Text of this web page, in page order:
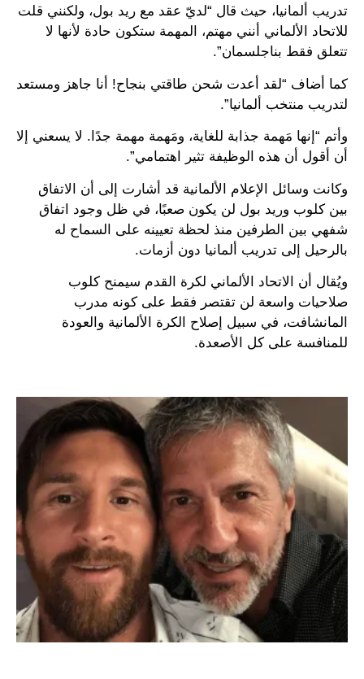
تدريب ألمانيا، حيث قال “لديّ عقد مع ريد بول، ولكنني قلت
للاتحاد الألماني أنني مهتم، المهمة ستكون حادة لأنها لا
تتعلق فقط بناجلسمان”.
كما أضاف “لقد أعدت شحن طاقتي بنجاح! أنا جاهز ومستعد
لتدريب منتخب ألمانيا”.
وأتم “إنها مَهمة جذابة للغاية، ومَهمة مهمة جدًا. لا يسعني إلا
أن أقول أن هذه الوظيفة تثير اهتمامي”.
وكانت وسائل الإعلام الألمانية قد أشارت إلى أن الاتفاق
بين كلوب وريد بول لن يكون صعبًا، في ظل وجود اتفاق
شفهي بين الطرفين منذ لحظة تعيينه على السماح له
بالرحيل إلى تدريب ألمانيا دون أزمات.
ويُقال أن الاتحاد الألماني لكرة القدم سيمنح كلوب
صلاحيات واسعة لن تقتصر فقط على كونه مدرب
المانشافت، في سبيل إصلاح الكرة الألمانية والعودة
للمنافسة على كل الأصعدة.